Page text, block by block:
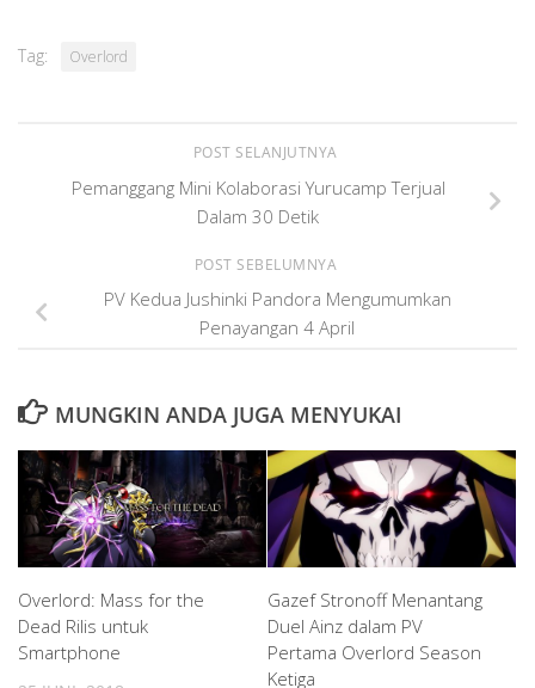
Tag: Overlord
POST SELANJUTNYA
Pemanggang Mini Kolaborasi Yurucamp Terjual
Dalam 30 Detik
POST SEBELUMNYA
PV Kedua Jushinki Pandora Mengumumkan
Penayangan 4 April
MUNGKIN ANDA JUGA MENYUKAI
Overlord: Mass for the
Dead Rilis untuk
Smartphone
Gazef Stronoff Menantang
Duel Ainz dalam PV
Pertama Overlord Season
Ketiga